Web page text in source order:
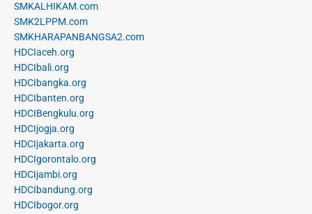
SMKALHIKAM.com
SMK2LPPM.com
SMKHARAPANBANGSA2.com
HDCIaceh.org
HDCIbali.org
HDCIbangka.org
HDCIbanten.org
HDCIBengkulu.org
HDCIjogja.org
HDCIjakarta.org
HDCIgorontalo.org
HDCIjambi.org
HDCIbandung.org
HDCIbogor.org